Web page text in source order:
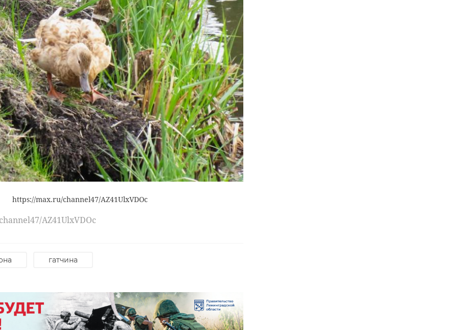
https://max.ru/channel47/AZ41UlxVDOc
AZ41UlxVDOc
гатчина